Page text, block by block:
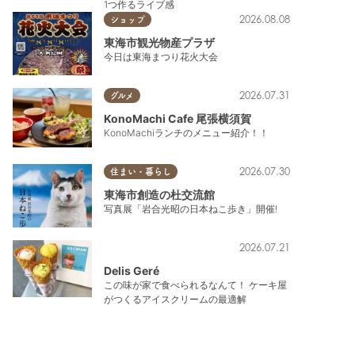
1つ作るライブ感
ショップ 2026.08.08
東海市観光物産プラザ
今日は東海まつり花火大会
グルメ 2026.07.31
KonoMachi Cafe 尾張横須賀
KonoMachiランチのメニュー紹介！！
住まい・暮らし 2026.07.30
東海市創造の杜交流館
写真展「岩合光昭の日本ねこ歩き」開催!
2026.07.21
Delis Geré
この味が家で食べられるなんて！ ケーキ屋
がつくるアイスクリームの最適解